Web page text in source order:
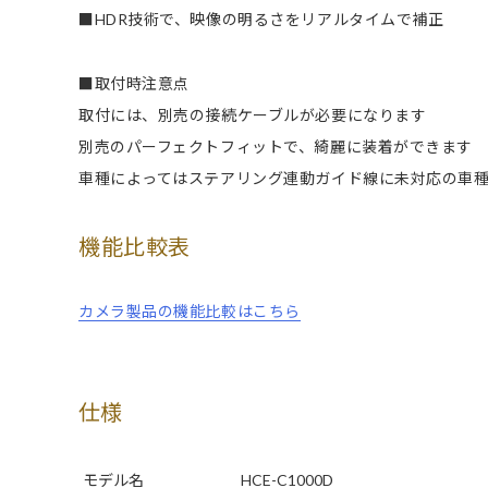
■HDR技術で、映像の明るさをリアルタイムで補正
■取付時注意点
取付には、別売の接続ケーブルが必要になります
別売のパーフェクトフィットで、綺麗に装着ができます
車種によってはステアリング連動ガイド線に未対応の車
機能比較表
カメラ製品の機能比較はこちら
仕様
モデル名 HCE-C1000D